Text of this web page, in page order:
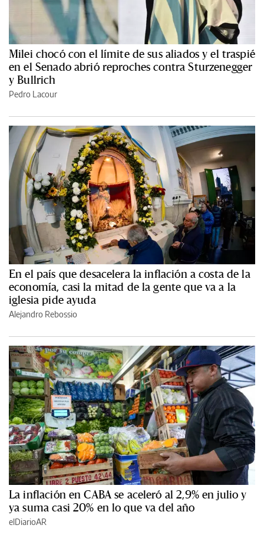
Milei chocó con el límite de sus aliados y el traspié
en el Senado abrió reproches contra Sturzenegger
y Bullrich
Pedro Lacour
En el país que desacelera la inflación a costa de la
economía, casi la mitad de la gente que va a la
iglesia pide ayuda
Alejandro Rebossio
La inflación en CABA se aceleró al 2,9% en julio y
ya suma casi 20% en lo que va del año
elDiarioAR